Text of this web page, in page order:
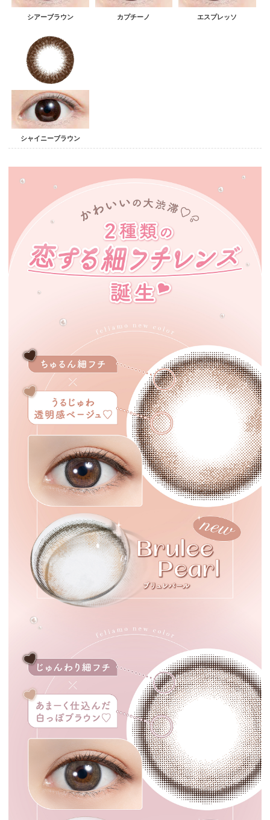
シアーブラウン カプチーノ エスプレッソ
シャイニーブラウン